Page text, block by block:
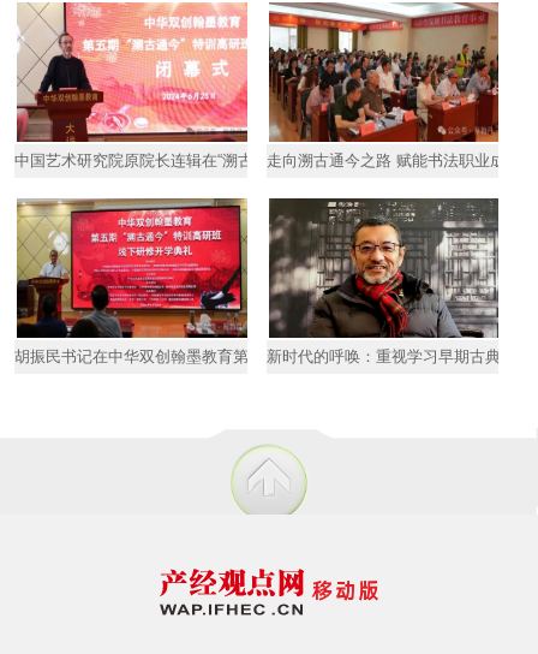
中国艺术研究院原院长连辑在“溯古通今”书法特训高研班线下研修
走向溯古通今之路 赋能书法职业成才
胡振民书记在中华双创翰墨教育第五期“溯古通今”书法高研班“线
新时代的呼唤：重视学习早期古典书